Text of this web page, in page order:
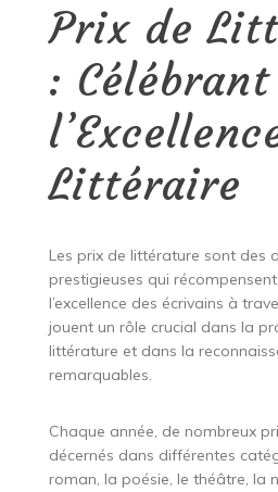
Prix de
: Célébrant
Littéraire
Les prix de littérature sont des
prestigieuses qui
l’excellence des écrivains à
jouent un rôle crucial dans la
littérature et dans la
remarquables.
Chaque année, de nombreux
décernés dans différentes
roman, la poésie, le théâtre, la